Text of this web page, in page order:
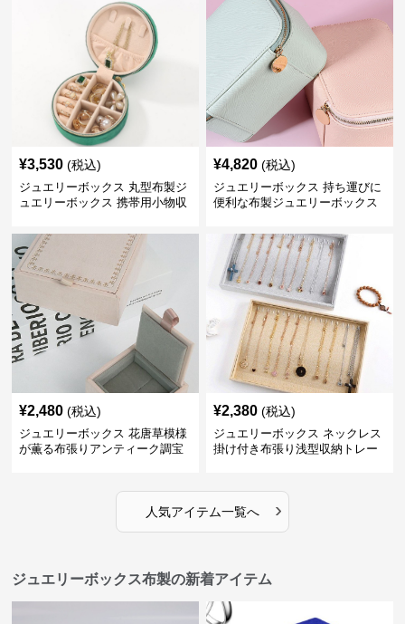
¥3,530 (税込)
ジュエリーボックス 丸型布製ジ
ュエリーボックス 携帯用小物収
¥4,820 (税込)
ジュエリーボックス 持ち運びに
便利な布製ジュエリーボックス
¥2,480 (税込)
ジュエリーボックス 花唐草模様
が薫る布張りアンティーク調宝
¥2,380 (税込)
ジュエリーボックス ネックレス
掛け付き布張り浅型収納トレー
人気アイテム一覧へ ›
ジュエリーボックス布製の新着アイテム